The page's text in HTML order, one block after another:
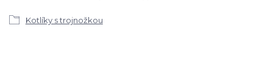
Kotlíky s trojnožkou